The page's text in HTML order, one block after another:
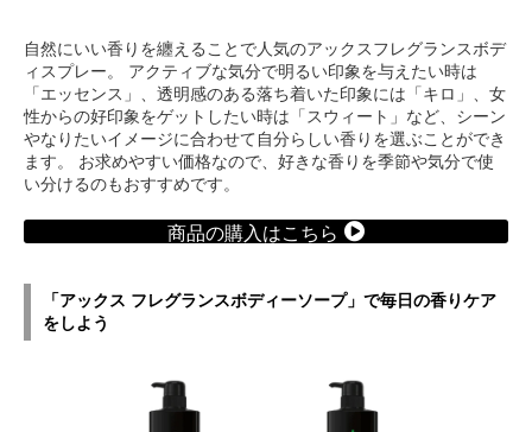
自然にいい香りを纏えることで人気のアックスフレグランスボデ
ィスプレー。 アクティブな気分で明るい印象を与えたい時は
「エッセンス」、透明感のある落ち着いた印象には「キロ」、女
性からの好印象をゲットしたい時は「スウィート」など、シーン
やなりたいイメージに合わせて自分らしい香りを選ぶことができ
ます。 お求めやすい価格なので、好きな香りを季節や気分で使
い分けるのもおすすめです。
商品の購入はこちら
「アックス フレグランスボディーソープ」で毎日の香りケア
をしよう